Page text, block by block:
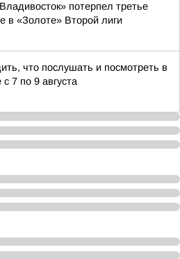
потерпел третье
в «Золоте» Второй лиги
что послушать и посмотреть в
7 по 9 августа